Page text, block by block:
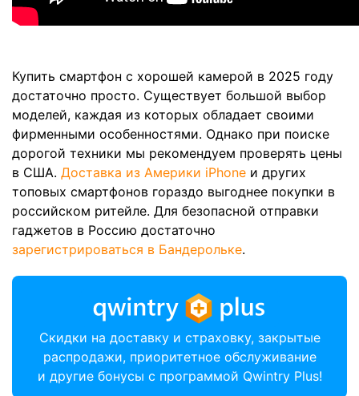
Купить смартфон с хорошей камерой в 2025 году
достаточно просто. Существует большой выбор
моделей, каждая из которых обладает своими
фирменными особенностями. Однако при поиске
дорогой техники мы рекомендуем проверять цены
в США. Доставка из Америки iPhone и других
топовых смартфонов гораздо выгоднее покупки в
российском ритейле. Для безопасной отправки
гаджетов в Россию достаточно
зарегистрироваться в Бандерольке.
Скидки на доставку и страховку, закрытые
распродажи, приоритетное обслуживание
и другие бонусы с программой Qwintry Plus!